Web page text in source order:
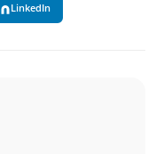
LinkedIn